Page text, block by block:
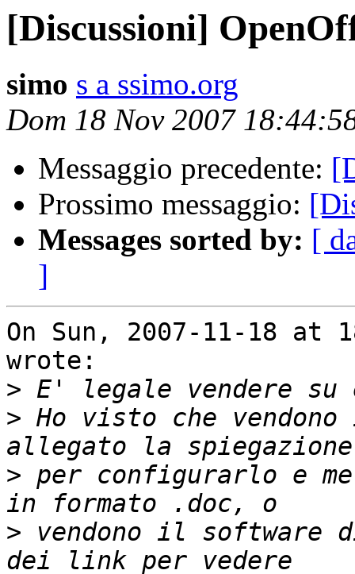
[Discussioni]
simo s a ssimo.org
Dom 18 Nov 2007
Messaggio precedente:
Prossimo messaggio:
Messages sorted by: [
]
On Sun, 2007-11-18 at
wrote:
>
> Ho visto che
> per configurarlo e
> vendono il software